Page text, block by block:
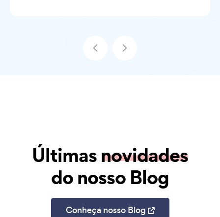
Últimasnovidades
do nosso Blog
Conheça nosso Blog